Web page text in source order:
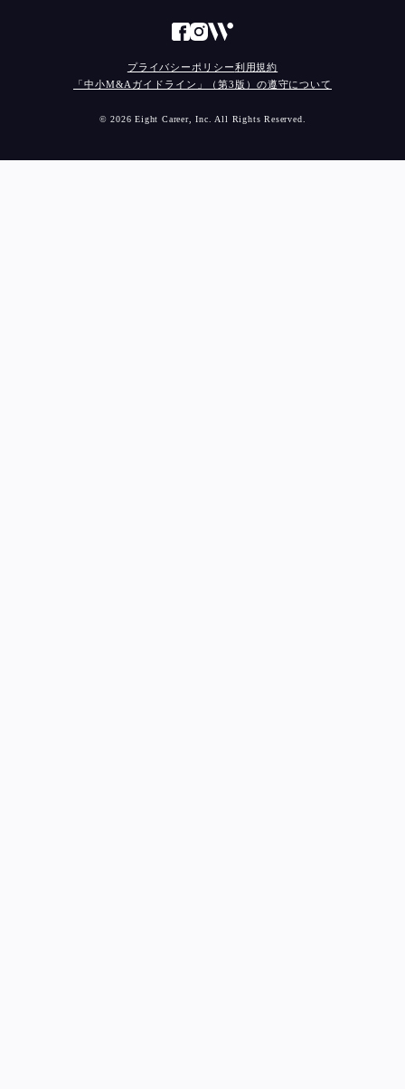
プライバシーポリシー利用規約
「中小M&Aガイドライン」（第3版）の遵守について
© 2026 Eight Career, Inc. All Rights Reserved.